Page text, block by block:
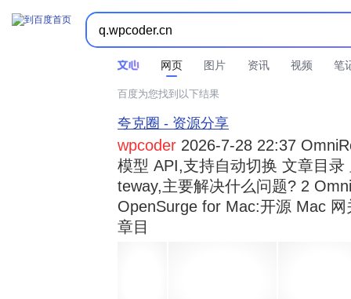
网页 图片 资讯 视频 笔
时间不限  所有网页和文件  站点内检索 
百度为您找到以下结果
夸克圈 - 资源分享
wpcoder 2026-7-28 22:37
模型 API,支持自动切换 文章目
teway,主要解决什么问题? 2
OpenSurge for Mac:开源 Mac
章目